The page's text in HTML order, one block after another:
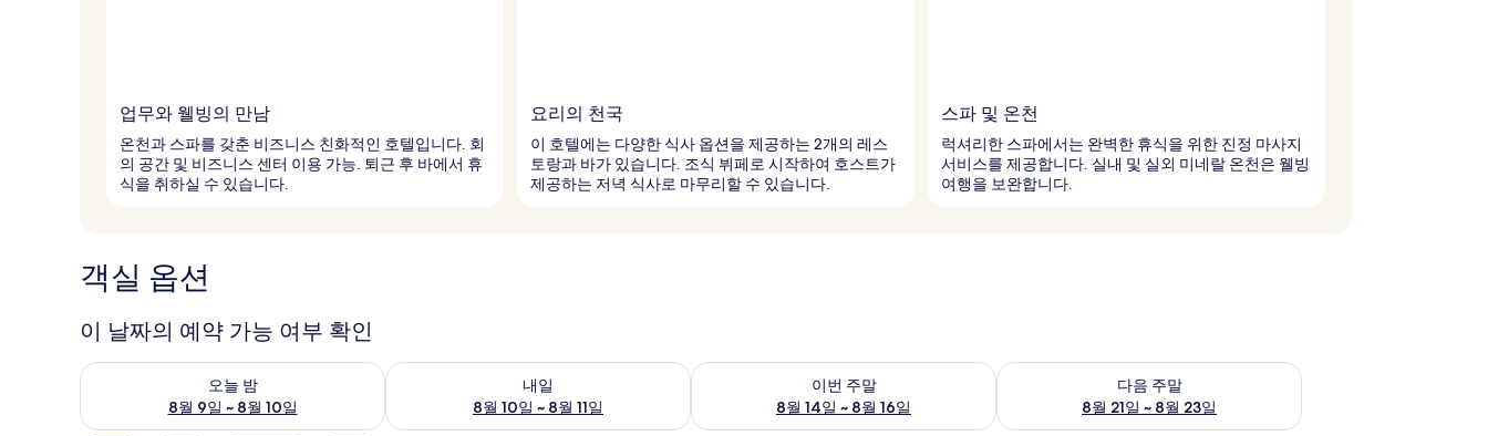
업무와 웰빙의 만남
온천과 스파를 갖춘 비즈니스 친화적인 호텔입니다. 회
의 공간 및 비즈니스 센터 이용 가능. 퇴근 후 바에서 휴
식을 취하실 수 있습니다.
요리의 천국
이 호텔에는 다양한 식사 옵션을 제공하는 2개의 레스
토랑과 바가 있습니다. 조식 뷔페로 시작하여 호스트가
제공하는 저녁 식사로 마무리할 수 있습니다.
스파 및 온천
럭셔리한 스파에서는 완벽한 휴식을 위한 진정 마사지
서비스를 제공합니다. 실내 및 실외 미네랄 온천은 웰빙
여행을 보완합니다.
객실 옵션
이 날짜의 예약 가능 여부 확인
오늘 밤
8월 9일 ~ 8월 10일
오늘 밤 예약 가능 여부 확인, 8월 9일 ~ 8월 10일
내일
8월 10일 ~ 8월 11일
내일 예약 가능 여부 확인, 8월 10일 ~ 8월 11일
이번 주말
8월 14일 ~ 8월 16일
이번 주말 예약 가능 여부 확인, 8월 14일 ~ 8월 16일
다음 주말
8월 21일 ~ 8월 23일
다음 주말 예약 가능 여부 확인, 8월 21일 ~ 8월 23일